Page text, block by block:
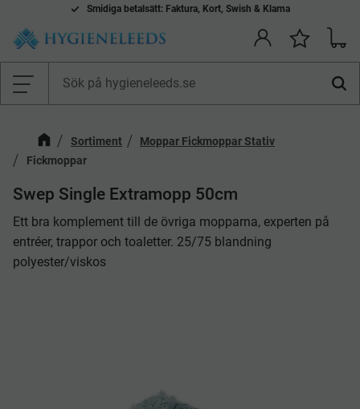
Meny
Smidiga betalsätt: Faktura, Kort, Swish & Klarna
Sortiment
Moppar Fickmoppar Stativ
Fickmoppar
Swep Single Extramopp 50cm
Ett bra komplement till de övriga mopparna, experten på
entréer, trappor och toaletter. 25/75 blandning
polyester/viskos